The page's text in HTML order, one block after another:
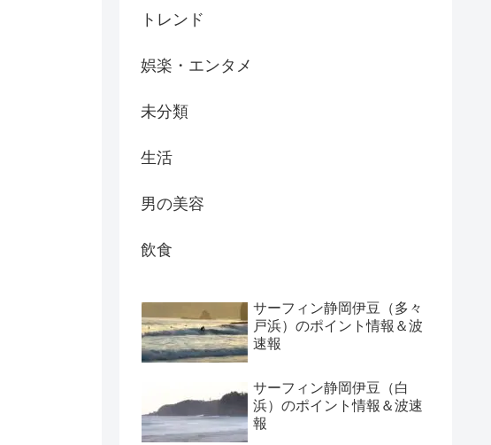
トレンド
娯楽・エンタメ
未分類
生活
男の美容
飲食
サーフィン静岡伊豆（多々
戸浜）のポイント情報＆波
速報
サーフィン静岡伊豆（白
浜）のポイント情報＆波速
報